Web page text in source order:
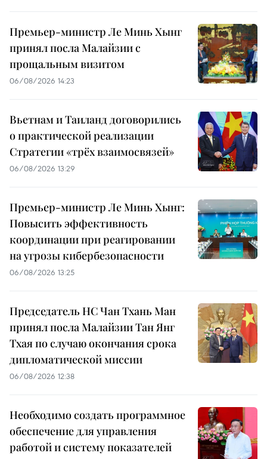
Премьер-министр Ле Минь Хынг
принял посла Малайзии с
прощальным визитом
06/08/2026 14:23
Вьетнам и Таиланд договорились
о практической реализации
Стратегии «трёх взаимосвязей»
06/08/2026 13:29
Премьер-министр Ле Минь Хынг:
Повысить эффективность
координации при реагировании
на угрозы кибербезопасности
06/08/2026 13:25
Председатель НС Чан Тхань Ман
принял посла Малайзии Тан Янг
Тхая по случаю окончания срока
дипломатической миссии
06/08/2026 12:38
Необходимо создать программное
обеспечение для управления
работой и систему показателей